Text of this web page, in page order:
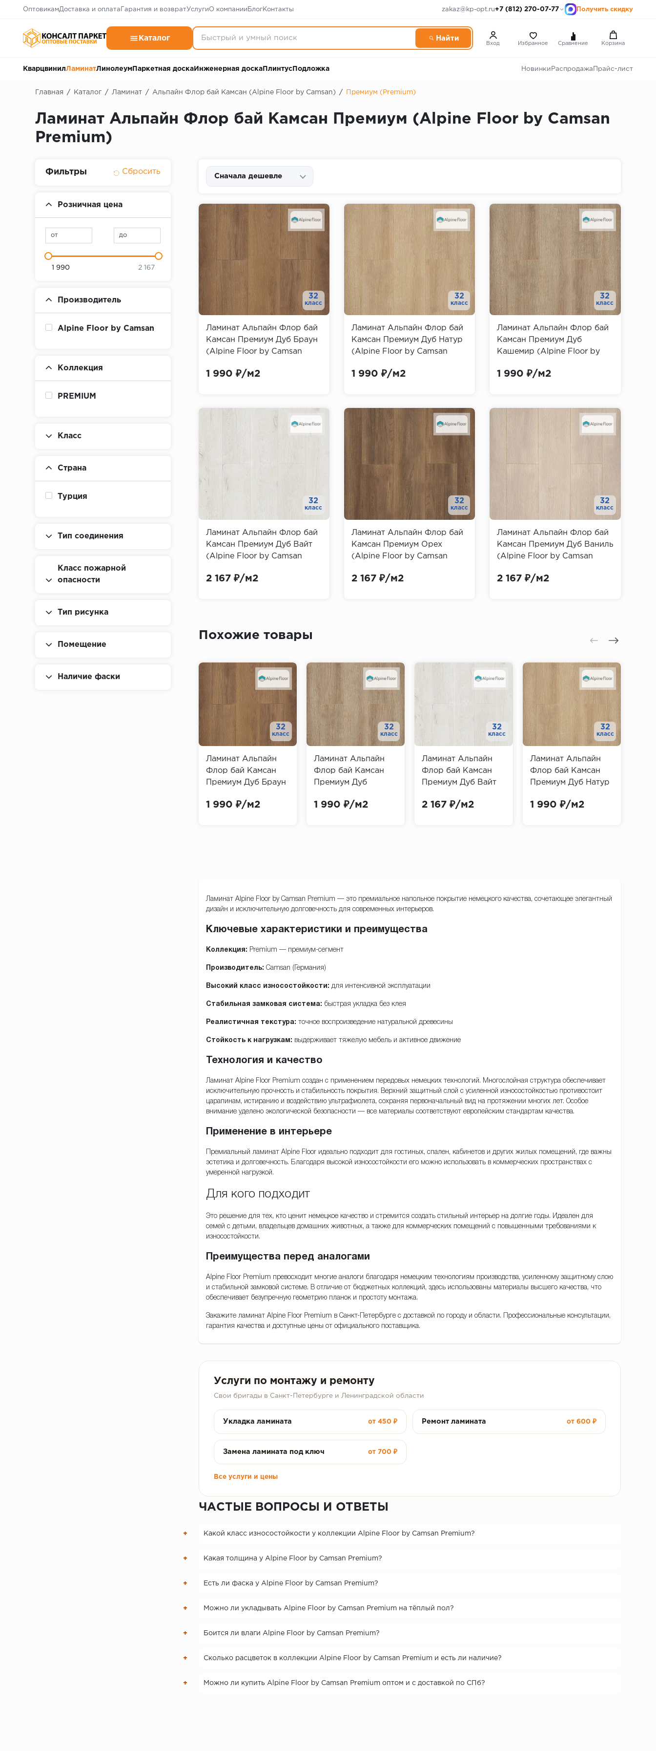
ОптовикамДоставка и оплата Гарантия и возвратУслугиО компании БлогКонтакты zakaz@kp-opt.ru+7 (812) 270-07-77 Получить скидку
Каталог
Вход Избранное Сравнение Корзина
КварцвинилЛаминатЛинолеум Паркетная доска Инженерная доска Плинтус Подложка Новинки Распродажа Прайс-лист
Главная / Каталог / Ламинат / Альпайн Флор бай Камсан (Alpine Floor by Camsan) / Премиум (Premium)
Ламинат Альпайн Флор бай Камсан Премиум (Alpine Floor by Camsan
Premium)
Фильтры
Розничная цена
от до
1 990 2 167
Производитель
Alpine Floor by Camsan
Коллекция
PREMIUM
Класс
Страна
Турция
Тип соединения
Класс пожарной
опасности
Тип рисунка
Помещение
Наличие фаски
Сначала дешевле
32
класс
Ламинат Альпайн Флор бай
Камсан Премиум Дуб Браун
(Alpine Floor by Camsan
1 990 ₽/м2
32
класс
Ламинат Альпайн Флор бай
Камсан Премиум Дуб Натур
(Alpine Floor by Camsan
1 990 ₽/м2
32
класс
Ламинат Альпайн Флор бай
Камсан Премиум Дуб
Кашемир (Alpine Floor by
1 990 ₽/м2
32
класс
Ламинат Альпайн Флор бай
Камсан Премиум Дуб Вайт
(Alpine Floor by Camsan
2 167 ₽/м2
32
класс
Ламинат Альпайн Флор бай
Камсан Премиум Орех
(Alpine Floor by Camsan
2 167 ₽/м2
32
класс
Ламинат Альпайн Флор бай
Камсан Премиум Дуб Ваниль
(Alpine Floor by Camsan
2 167 ₽/м2
Похожие товары
32
класс
Ламинат Альпайн
Флор бай Камсан
Премиум Дуб Браун
Camsan Premium)
1 990 ₽/м2
32
класс
Ламинат Альпайн
Флор бай Камсан
Премиум Дуб
Floor by Camsan
1 990 ₽/м2
32
класс
Ламинат Альпайн
Флор бай Камсан
Премиум Дуб Вайт
Camsan Premium)
2 167 ₽/м2
32
класс
Ламинат Альпайн
Флор бай Камсан
Премиум Дуб Натур
Camsan Premium)
1 990 ₽/м2
Ламинат Alpine Floor by Camsan Premium — это премиальное напольное покрытие немецкого качества, сочетающее элегантный
дизайн и исключительную долговечность для современных интерьеров.
Ключевые характеристики и преимущества
Коллекция: Premium — премиум-сегмент
Производитель: Camsan (Германия)
Высокий класс износостойкости: для интенсивной эксплуатации
Стабильная замковая система: быстрая укладка без клея
Реалистичная текстура: точное воспроизведение натуральной древесины
Стойкость к нагрузкам: выдерживает тяжелую мебель и активное движение
Технология и качество
Ламинат Alpine Floor Premium создан с применением передовых немецких технологий. Многослойная структура обеспечивает
исключительную прочность и стабильность покрытия. Верхний защитный слой с усиленной износостойкостью противостоит
царапинам, истиранию и воздействию ультрафиолета, сохраняя первоначальный вид на протяжении многих лет. Особое
внимание уделено экологической безопасности — все материалы соответствуют европейским стандартам качества.
Применение в интерьере
Премиальный ламинат Alpine Floor идеально подходит для гостиных, спален, кабинетов и других жилых помещений, где важны
эстетика и долговечность. Благодаря высокой износостойкости его можно использовать в коммерческих пространствах с
умеренной нагрузкой.
Для кого подходит
Это решение для тех, кто ценит немецкое качество и стремится создать стильный интерьер на долгие годы. Идеален для
семей с детьми, владельцев домашних животных, а также для коммерческих помещений с повышенными требованиями к
износостойкости.
Преимущества перед аналогами
Alpine Floor Premium превосходит многие аналоги благодаря немецким технологиям производства, усиленному защитному слою
и стабильной замковой системе. В отличие от бюджетных коллекций, здесь использованы материалы высшего качества, что
обеспечивает безупречную геометрию планок и простоту монтажа.
Закажите ламинат Alpine Floor Premium в Санкт-Петербурге с доставкой по городу и области. Профессиональные консультации,
гарантия качества и доступные цены от официального поставщика.
Услуги по монтажу и ремонту
Свои бригады в Санкт-Петербурге и Ленинградской области
Укладка ламината от 450 ₽ Ремонт ламината от 600 ₽
Замена ламината под ключ от 700 ₽
Все услуги и цены
ЧАСТЫЕ ВОПРОСЫ И ОТВЕТЫ
Какой класс износостойкости у коллекции Alpine Floor by Camsan Premium?
Какая толщина у Alpine Floor by Camsan Premium?
Есть ли фаска у Alpine Floor by Camsan Premium?
Можно ли укладывать Alpine Floor by Camsan Premium на тёплый пол?
Боится ли влаги Alpine Floor by Camsan Premium?
Сколько расцветок в коллекции Alpine Floor by Camsan Premium и есть ли наличие?
Можно ли купить Alpine Floor by Camsan Premium оптом и с доставкой по СПб?